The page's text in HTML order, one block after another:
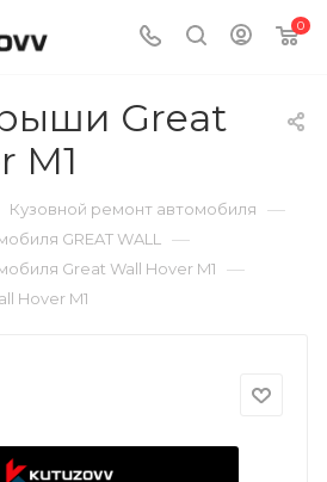
0
Great
M1
Кузовной ремонт автомобиля —
GREAT WALL —
Great Wall Hover M1 —
Hover M1